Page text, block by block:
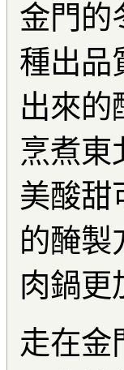
金門的
種出品
出來的
烹煮東
美酸甜
的醃製
肉鍋更
走在金